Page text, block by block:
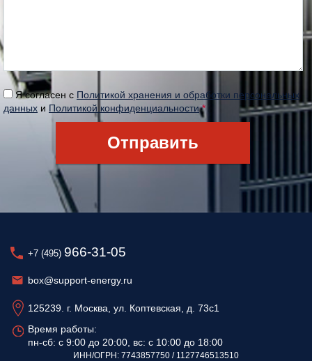
Я согласен с Политикой хранения и обработки персональных
данных и Политикой конфиденциальности *
+7 (495) 966-31-05
box@support-energy.ru
125239. г. Москва, ул. Коптевская, д. 73с1
Время работы:
пн-сб: с 9:00 до 20:00, вс: с 10:00 до 18:00
ИНН/ОГРН: 7743857750 / 1127746513510